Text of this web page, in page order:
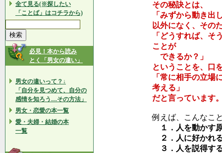
全て見る(※探したい
「ことば」はコチラから)
必見！本から読み
とく「男女の違い」
男女の違いって？↓
「自分を見つめて、自分の
感情を知ろう…その方法」
男女・恋愛の本一覧
愛・夫婦・結婚の本
一覧
その秘訣とは、
「みずから動き出
以外になく、その
「どうすれば、そ
ことが
できるか？」
ということを、口
「常に相手の立場
考える」
だと言っています
例えば、こんなこ
１．人を動かす
２．人に好かれ
３．人を説得す